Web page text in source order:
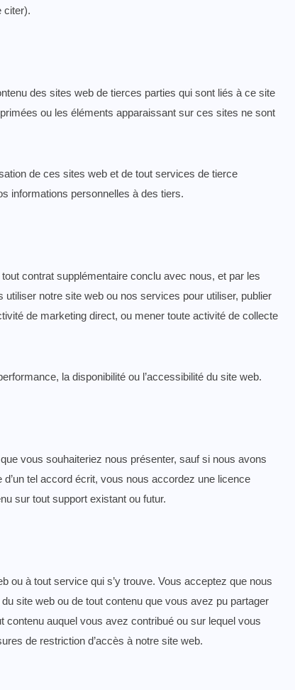
citer).
des sites web de tierces parties qui sont liés à ce site
ou les éléments apparaissant sur ces sites ne sont
de ces sites web et de tout services de tierce
informations personnelles à des tiers.
contrat supplémentaire conclu avec nous, et par les
notre site web ou nos services pour utiliser, publier
de marketing direct, ou mener toute activité de collecte
la disponibilité ou l’accessibilité du site web.
vous souhaiteriez nous présenter, sauf si nous avons
tel accord écrit, vous nous accordez une licence
sur tout support existant ou futur.
ou à tout service qui s’y trouve. Vous acceptez que nous
site web ou de tout contenu que vous avez pu partager
contenu auquel vous avez contribué ou sur lequel vous
de restriction d’accès à notre site web.